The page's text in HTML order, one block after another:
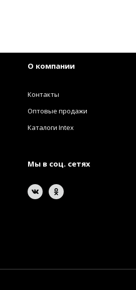
О компании
Контакты
Оптовые продажи
Каталоги Intex
Мы в соц. сетях